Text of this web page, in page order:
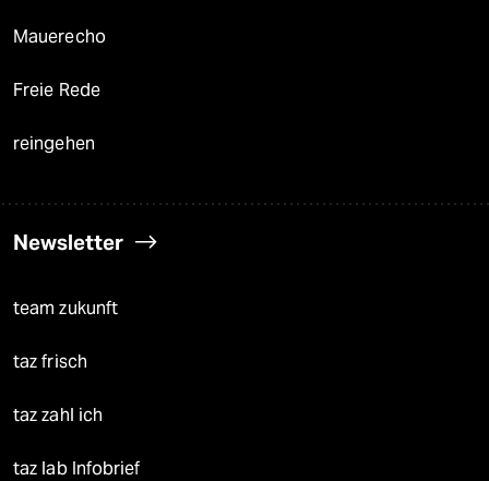
Mauerecho
Freie Rede
reingehen
Newsletter
team zukunft
taz frisch
taz zahl ich
taz lab Infobrief